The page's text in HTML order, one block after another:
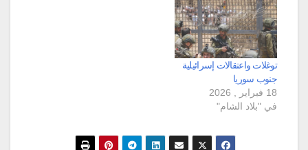
وتسائل الدكتور مهند مالك
الباحث المساعد في
جامعة كامبريدج ومؤسس
"الباحثون السوريون" عبر
منصة فيسبوك: "كم
صندويشة شاورما الراتب
الوسطي بعد الضرائب
بمدينتك…
توغلات واعتقالات إسرائيلية
جنوب سوريا
18 فبراير , 2026
في "بلاد الشام"